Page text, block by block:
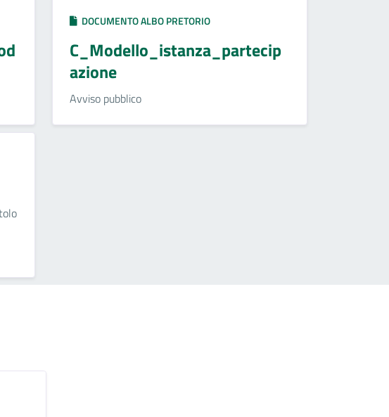
DOCUMENTO ALBO PRETORIO
C_Modello_istanza_partecip
azione
Avviso pubblico